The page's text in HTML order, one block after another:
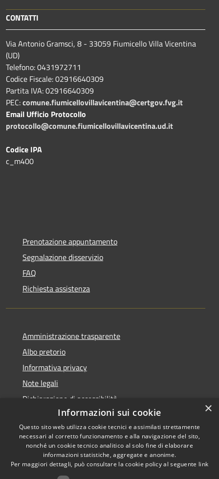
CONTATTI
Via Antonio Gramsci, 8 - 33059 Fiumicello Villa Vicentina
(UD)
Telefono: 0431972711
Codice Fiscale: 02916640309
Partita IVA: 02916640309
PEC:comune.fiumicellovillavicentina@certgov.fvg.it
Email Ufficio Protocollo
protocollo@comune.fiumicellovillavicentina.ud.it
Codice IPA
c_m400
Prenotazione appuntamento
Segnalazione disservizio
FAQ
Richiesta assistenza
Amministrazione trasparente
Albo pretorio
Informativa privacy
Note legali
Dichiarazione di accessibilità
Accessibilità
Privacy
Copyright ©
×
Informazioni sui cookie
Questo sito web utilizza cookie tecnici e assimilati strettamente
necessari al corretto funzionamento e alla navigazione del sito,
nonché un cookie tecnico analitico al solo fine di elaborare
informazioni statistiche, aggregate e anonime.
Per maggiori dettagli, può consultare la cookie policy al seguente link